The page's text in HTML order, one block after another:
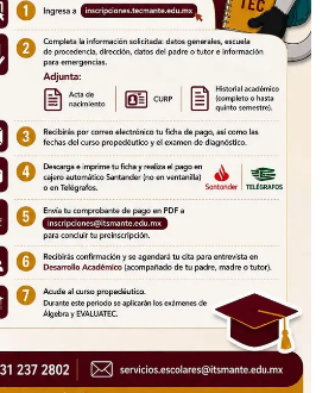
out!
Sing up for our newsletter
to stay in the loop.
SUBSCRIBE